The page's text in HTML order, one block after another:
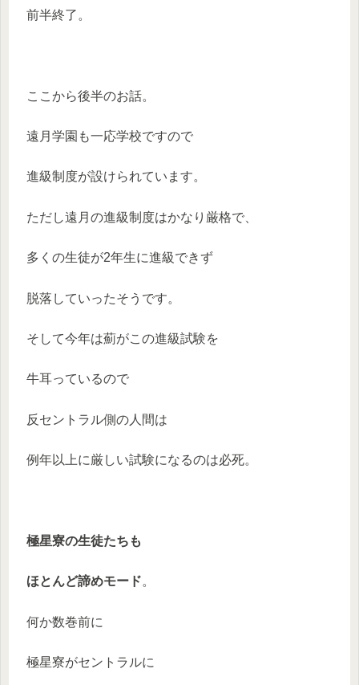
前半終了。
ここから後半のお話。
遠月学園も一応学校ですので
進級制度が設けられています。
ただし遠月の進級制度はかなり厳格で、
多くの生徒が2年生に進級できず
脱落していったそうです。
そして今年は薊がこの進級試験を
牛耳っているので
反セントラル側の人間は
例年以上に厳しい試験になるのは必死。
極星寮の生徒たちも
ほとんど諦めモード。
何か数巻前に
極星寮がセントラルに